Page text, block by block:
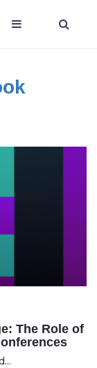
The Role of